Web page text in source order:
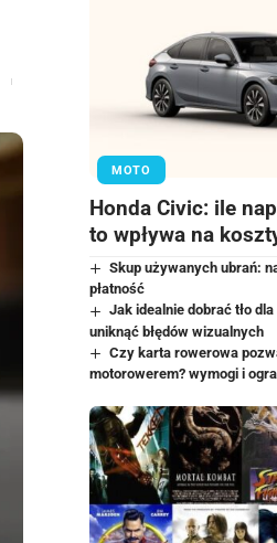
MOTO
Honda Civic: ile
to wpływa na
Skup używanych ubrań:
płatność
Jak idealnie dobrać tło
uniknąć błędów wizualnych
Czy karta rowerowa
motorowerem? wymogi i